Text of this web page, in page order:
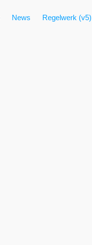
News Regelwerk (v5)